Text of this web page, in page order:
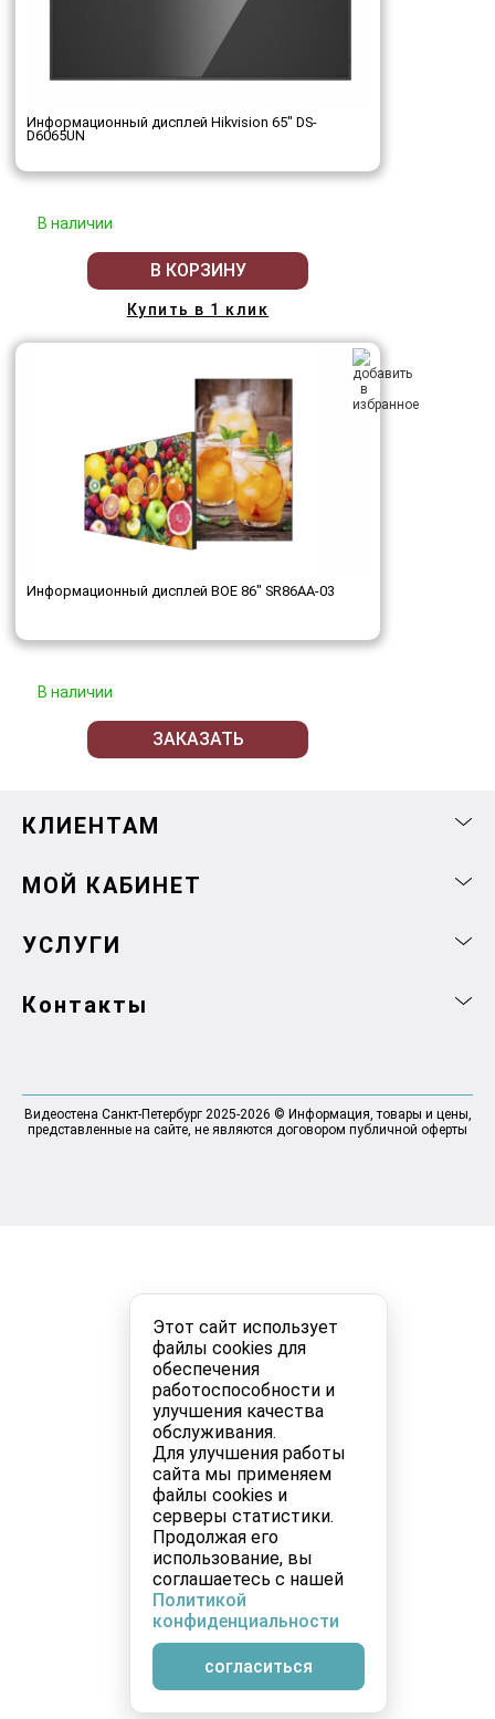
Этот сайт использует
файлы cookies для
обеспечения
работоспособности и
улучшения качества
обслуживания.
Для улучшения работы
сайта мы применяем
файлы cookies и
серверы статистики.
Продолжая его
использование, вы
соглашаетесь с нашей
Политикой
конфиденциальности
согласиться
Информационный дисплей Hikvision 65" DS-
D6065UN
В наличии
В КОРЗИНУ
Купить в 1 клик
Информационный дисплей BOE 86" SR86AA-03
В наличии
ЗАКАЗАТЬ
КЛИЕНТАМ
МОЙ КАБИНЕТ
УСЛУГИ
Контакты
Видеостена Санкт-Петербург 2025-2026 © Информация, товары и цены,
представленные на сайте, не являются договором публичной оферты